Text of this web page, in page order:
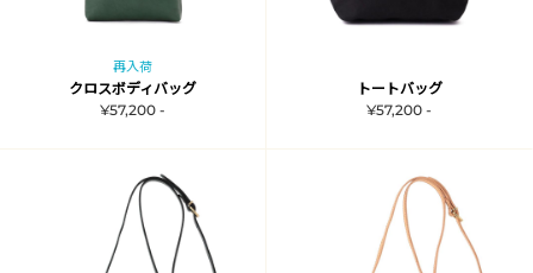
再入荷
クロスボディバッグ
¥57,200 -
トートバッグ
¥57,200 -